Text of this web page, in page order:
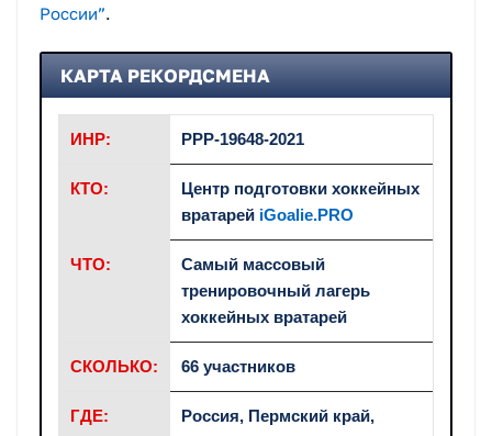
России”.
КАРТА РЕКОРДСМЕНА
ИНР: РРР-19648-2021
КТО:
Центр подготовки хоккейных
вратарей iGoalie.PRO
ЧТО:
Самый массовый
тренировочный лагерь
хоккейных вратарей
СКОЛЬКО: 66 участников
ГДЕ:
Россия, Пермский край,